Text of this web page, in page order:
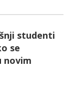
studenti
se
novim